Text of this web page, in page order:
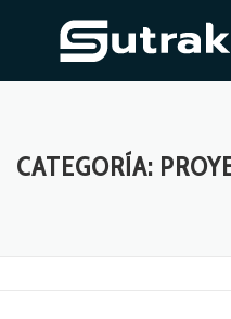
CATEGORÍA: